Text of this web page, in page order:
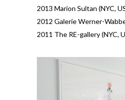
2013 Marion Sultan (NYC,
2012 Galerie Werner-
2011 The RE-gallery (NYC,